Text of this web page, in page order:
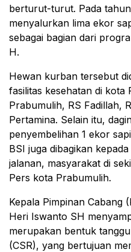
berturut-turut. Pada
menyalurkan lima ekor
sebagai bagian dari
H.
Hewan kurban tersebut
fasilitas kesehatan di kota
Prabumulih, RS Fadillah,
Pertamina. Selain itu,
penyembelihan 1 ekor
BSI juga dibagikan
jalanan, masyarakat di
Pers kota Prabumulih.
Kepala Pimpinan Cabang
Heri Iswanto SH
merupakan bentuk
(CSR), yang bertujuan